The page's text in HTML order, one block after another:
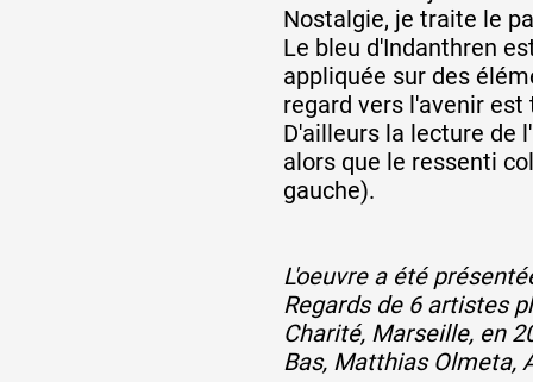
Nostalgie, je traite le
Le bleu d'Indanthren
appliquée sur des
regard vers l'avenir
D'ailleurs la lecture de
alors que le ressenti
gauche).
L'oeuvre a été
Regards de 6 artistes
Charité, Marseille, en
Bas, Matthias Olmeta,